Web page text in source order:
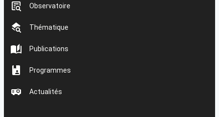
Observatoire
Thématique
Publications
Programmes
Actualités